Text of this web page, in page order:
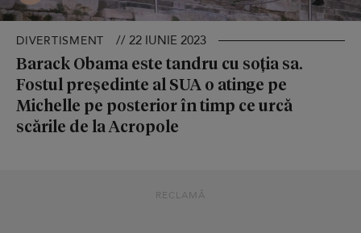
DIVERTISMENT // 22 IUNIE 2023
Barack Obama este tandru cu soția sa.
Fostul președinte al SUA o atinge pe
Michelle pe posterior în timp ce urcă
scările de la Acropole
RECLAMĂ